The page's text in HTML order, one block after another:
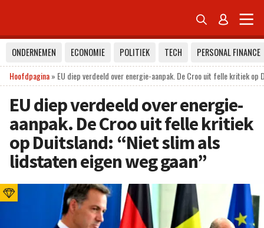
 
ONDERNEMEN ECONOMIE POLITIEK TECH
PERSONAL FINANCE
Hoofdpagina» EU diep verdeeld over energie-aanpak. De Croo uit felle kritiek
EU diep verdeeld over energie-
aanpak. De Croo uit felle kritiek
op Duitsland: “Niet slim als
lidstaten eigen weg gaan”